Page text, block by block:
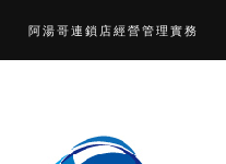
阿湯哥連鎖店經營管理實務